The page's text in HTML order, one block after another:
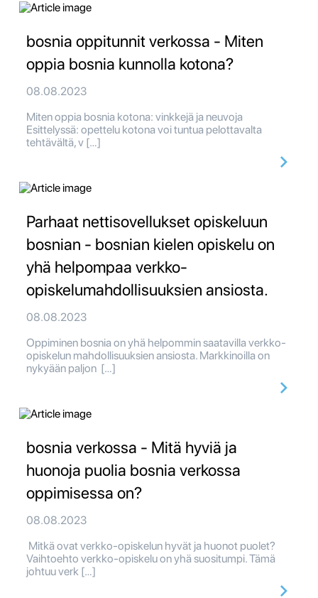
bosnia oppitunnit verkossa - Miten
oppia bosnia kunnolla kotona?
08.08.2023
Miten oppia bosnia kotona: vinkkejä ja neuvoja
Esittelyssä: opettelu kotona voi tuntua pelottavalta
tehtävältä, v […]
Parhaat nettisovellukset opiskeluun
bosnian - bosnian kielen opiskelu on
yhä helpompaa verkko-
opiskelumahdollisuuksien ansiosta.
08.08.2023
Oppiminen bosnia on yhä helpommin saatavilla verkko-
opiskelun mahdollisuuksien ansiosta. Markkinoilla on
nykyään paljon […]
bosnia verkossa - Mitä hyviä ja
huonoja puolia bosnia verkossa
oppimisessa on?
08.08.2023
Mitkä ovat verkko-opiskelun hyvät ja huonot puolet?
Vaihtoehto verkko-opiskelu on yhä suositumpi. Tämä
johtuu verk […]